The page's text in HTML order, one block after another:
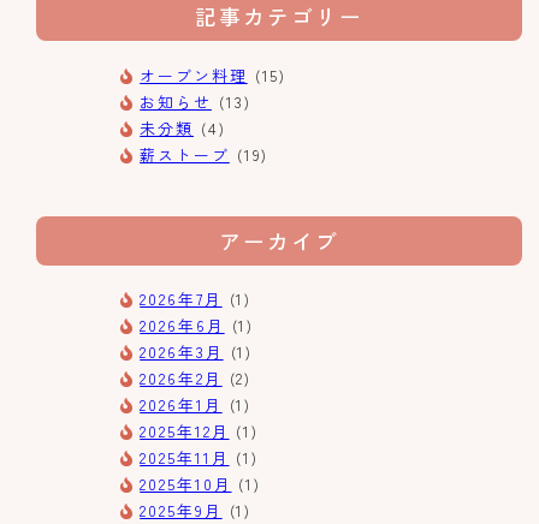
記事カテゴリー
オーブン料理 (15)
お知らせ (13)
未分類 (4)
薪ストーブ (19)
アーカイブ
2026年7月
(1)
2026年6月
(1)
2026年3月
(1)
2026年2月
(2)
2026年1月
(1)
2025年12月 (1)
2025年11月 (1)
2025年10月 (1)
2025年9月
(1)